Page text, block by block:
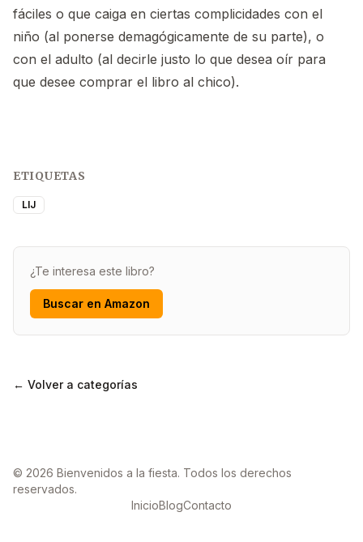
fáciles o que caiga en ciertas complicidades con el
niño (al ponerse demagógicamente de su parte), o
con el adulto (al decirle justo lo que desea oír para
que desee comprar el libro al chico).
ETIQUETAS
LIJ
¿Te interesa este libro?
Buscar en Amazon
← Volver a categorías
© 2026 Bienvenidos a la fiesta. Todos los derechos
reservados.
InicioBlogContacto